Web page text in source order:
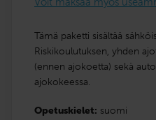
Tämä paketti sisältää
Riskikoulutuksen, yhden
(ennen ajokoetta) sekä
ajokokeessa.
Opetuskielet: suomi